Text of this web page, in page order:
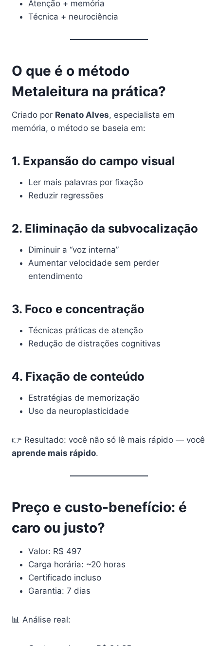
Atenção + memória
Técnica + neurociência
O que é o método
Metaleitura na prática?
Criado por Renato Alves, especialista em
memória, o método se baseia em:
1. Expansão do campo visual
Ler mais palavras por fixação
Reduzir regressões
2. Eliminação da subvocalização
Diminuir a “voz interna”
Aumentar velocidade sem perder
entendimento
3. Foco e concentração
Técnicas práticas de atenção
Redução de distrações cognitivas
4. Fixação de conteúdo
Estratégias de memorização
Uso da neuroplasticidade
👉 Resultado: você não só lê mais rápido — você
aprende mais rápido.
Preço e custo-benefício: é
caro ou justo?
Valor: R$ 497
Carga horária: ~20 horas
Certificado incluso
Garantia: 7 dias
📊 Análise real: